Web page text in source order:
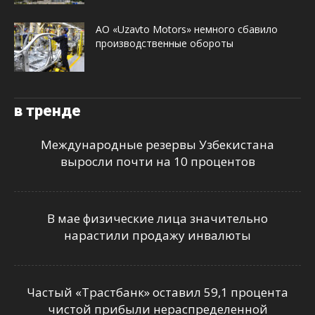
АО «Uzavto Motors» немного сбавило
производственные обороты
в тренде
Международные резервы Узбекистана
выросли почти на 10 процентов
В мае физические лица значительно
нарастили продажу инвалюты
Частый «Трастбанк» оставил 59,1 процента
чистой прибыли нераспределенной